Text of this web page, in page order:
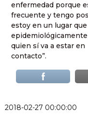
enfermedad porque
frecuente y tengo
estoy en un lugar que
quien sí va a estar en
contacto”.
2018-02-27 00:00:00